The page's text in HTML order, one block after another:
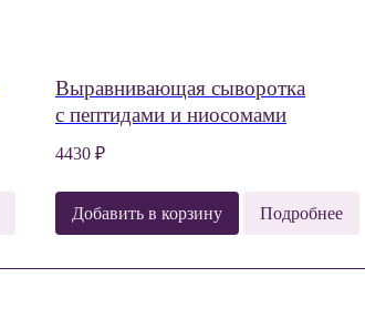
Выравнивающая сыворотка
с пептидами и ниосомами
4430 ₽
Добавить в корзину Подробнее